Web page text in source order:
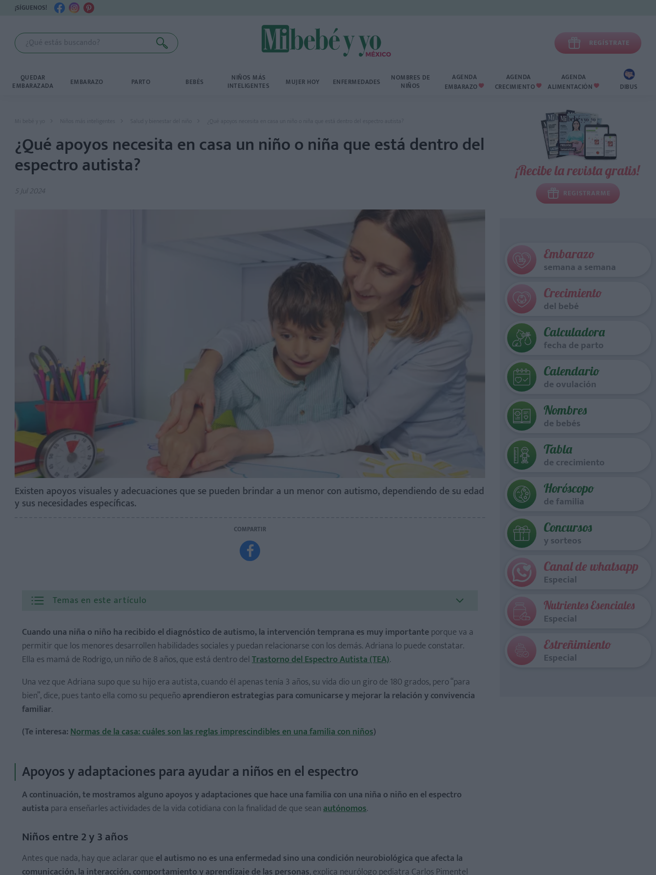
¡SÍGUENOS!
 REGÍSTRATE
QUEDAR
EMBARAZADA EMBARAZO PARTO BEBÉS NIÑOS MÁS
INTELIGENTES MUJER HOY ENFERMEDADES NOMBRES DE
NIÑOS
AGENDA
EMBARAZO 
AGENDA
CRECIMIENTO 
AGENDA
ALIMENTACIÓN  DIBUS
Mi bebé y yo Niños más inteligentes Salud y bienestar del niño ¿Qué apoyos necesita en casa un niño o niña que está dentro del espectro autista?
¿Qué apoyos necesita en casa un niño o niña que está dentro del
espectro autista?
5 Jul 2024
Existen apoyos visuales y adecuaciones que se pueden brindar a un menor con autismo, dependiendo de su edad
y sus necesidades específicas.
COMPARTIR

Temas en este artículo
Niños entre 2 y 3 años
Niños entre los 3 y 5 años (preescolares)
Niños de más de 6 años (escolares)
Cuando una niña o niño ha recibido el diagnóstico de autismo, la intervención temprana es muy importanteporque va a
permitir que los menores desarrollen habilidades sociales y puedan relacionarse con los demás. Adriana lo puede constatar.
Ella es mamá de Rodrigo, un niño de 8 años, que está dentro delTrastorno del Espectro Autista (TEA).
Una vez que Adriana supo que su hijo era autista, cuando él apenas tenía 3 años, su vida dio un giro de 180 grados, pero “para
bien”, dice, pues tanto ella como su pequeñoaprendieron estrategias para comunicarse y mejorar la relación y convivencia
familiar.
(Te interesa:Normas de la casa: cuáles son las reglas imprescindibles en una familia con niños)
Apoyos y adaptaciones para ayudar a niños en el espectro
A continuación, te mostramos alguno apoyos y adaptaciones que hace una familia con una niña o niño en el espectro
autista para enseñarles actividades de la vida cotidiana con la finalidad de que seanautónomos.
Niños entre 2 y 3 años
Antes que nada, hay que aclarar que el autismo no es una enfermedad sino una condición neurobiológica que afecta la
comunicación, la interacción, comportamiento y aprendizaje de las personas, explica neurólogo pediatra Carlos Pimentel
¡Recibe la revista gratis!
REGISTRARME
Embarazo
semana a semana
Crecimiento
del bebé
Calculadora
fecha de parto
Calendario
de ovulación
Nombres
de bebés
Tabla
de crecimiento
Horóscopo
de familia
Concursos
y sorteos
Canal de whatsapp
Especial
Nutrientes Esenciales
Especial
Estreñimiento
Especial